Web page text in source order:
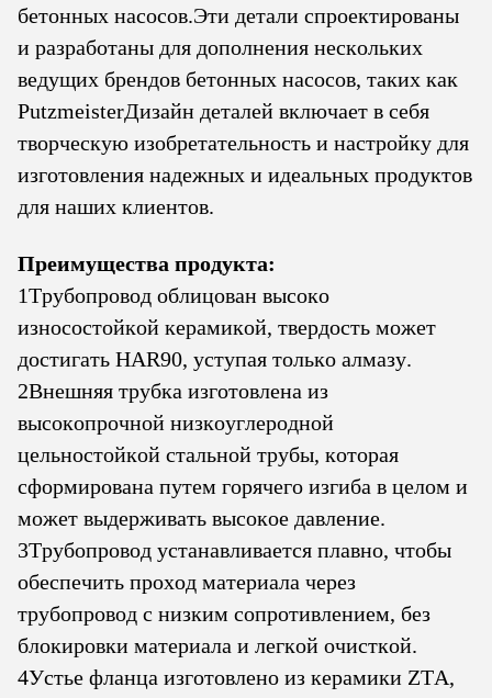
бетонных насосов.Эти детали спроектированы
и разработаны для дополнения нескольких
ведущих брендов бетонных насосов, таких как
PutzmeisterДизайн деталей включает в себя
творческую изобретательность и настройку для
изготовления надежных и идеальных продуктов
для наших клиентов.
Преимущества продукта:
1Трубопровод облицован высоко
износостойкой керамикой, твердость может
достигать HAR90, уступая только алмазу.
2Внешняя трубка изготовлена из
высокопрочной низкоуглеродной
цельностойкой стальной трубы, которая
сформирована путем горячего изгиба в целом и
может выдерживать высокое давление.
3Трубопровод устанавливается плавно, чтобы
обеспечить проход материала через
трубопровод с низким сопротивлением, без
блокировки материала и легкой очисткой.
4Устье фланца изготовлено из керамики ZTA,